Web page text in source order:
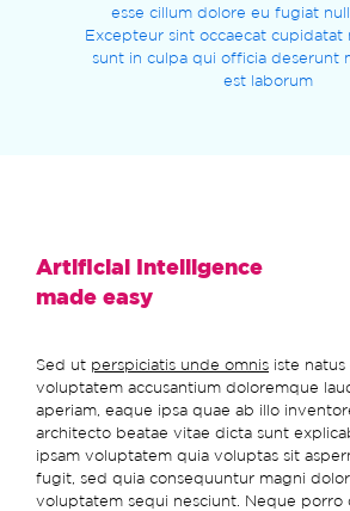
esse cillum dolore eu fugiat
Excepteur sint occaecat cupidatat
sunt in culpa qui officia deserunt
est laborum
Artificial Intelligence
made easy
Sed ut perspiciatis unde omnis iste
voluptatem accusantium doloremque
aperiam, eaque ipsa quae ab illo
architecto beatae vitae dicta sunt
ipsam voluptatem quia voluptas sit
fugit, sed quia consequuntur magni
voluptatem sequi nesciunt. Neque porro